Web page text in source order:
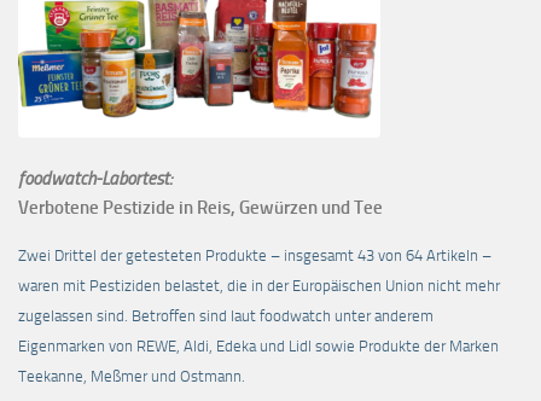
foodwatch-Labortest:
Verbotene Pestizide in Reis, Gewürzen und Tee
Zwei Drittel der getesteten Produkte – insgesamt 43 von 64 Artikeln –
waren mit Pestiziden belastet, die in der Europäischen Union nicht mehr
zugelassen sind. Betroffen sind laut foodwatch unter anderem
Eigenmarken von REWE, Aldi, Edeka und Lidl sowie Produkte der Marken
Teekanne, Meßmer und Ostmann.